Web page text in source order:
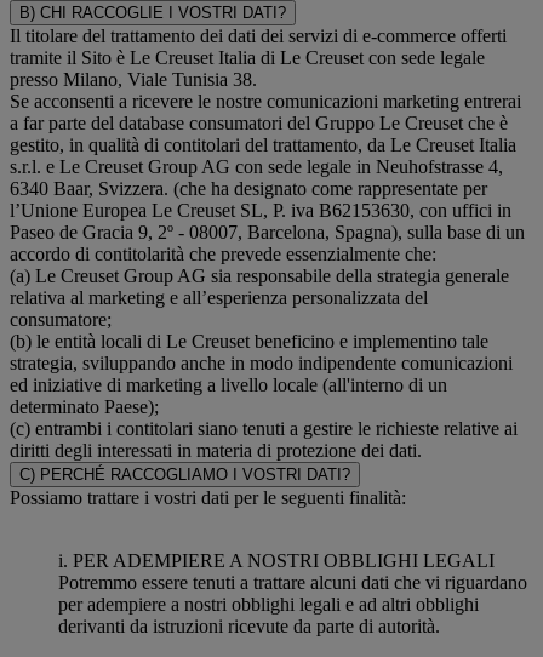
B) CHI RACCOGLIE I VOSTRI DATI?
Il titolare del trattamento dei dati dei servizi di e-commerce offerti
tramite il Sito è Le Creuset Italia di Le Creuset con sede legale
presso Milano, Viale Tunisia 38.
Se acconsenti a ricevere le nostre comunicazioni marketing entrerai
a far parte del database consumatori del Gruppo Le Creuset che è
gestito, in qualità di contitolari del trattamento, da Le Creuset Italia
s.r.l. e Le Creuset Group AG con sede legale in Neuhofstrasse 4,
6340 Baar, Svizzera. (che ha designato come rappresentate per
l’Unione Europea Le Creuset SL, P. iva B62153630, con uffici in
Paseo de Gracia 9, 2º - 08007, Barcelona, Spagna), sulla base di un
accordo di contitolarità che prevede essenzialmente che:
(a) Le Creuset Group AG sia responsabile della strategia generale
relativa al marketing e all’esperienza personalizzata del
consumatore;
(b) le entità locali di Le Creuset beneficino e implementino tale
strategia, sviluppando anche in modo indipendente comunicazioni
ed iniziative di marketing a livello locale (all'interno di un
determinato Paese);
(c) entrambi i contitolari siano tenuti a gestire le richieste relative ai
diritti degli interessati in materia di protezione dei dati.
C) PERCHÉ RACCOGLIAMO I VOSTRI DATI?
Possiamo trattare i vostri dati per le seguenti finalità:
i. PER ADEMPIERE A NOSTRI OBBLIGHI LEGALI
Potremmo essere tenuti a trattare alcuni dati che vi riguardano
per adempiere a nostri obblighi legali e ad altri obblighi
derivanti da istruzioni ricevute da parte di autorità.